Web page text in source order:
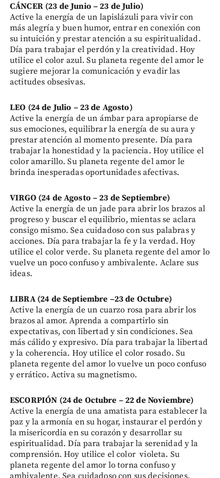
CÁNCER (23 de Junio – 23 de Julio)
Active la energía de un lapislázuli para vivir con
más alegría y buen humor, entrar en conexión con
su intuición y prestar atención a su espiritualidad.
Día para trabajar el perdón y la creatividad. Hoy
utilice el color azul. Su planeta regente del amor le
sugiere mejorar la comunicación y evadir las
actitudes obsesivas.
LEO (24 de Julio – 23 de Agosto)
Active la energía de un ámbar para apropiarse de
sus emociones, equilibrar la energía de su aura y
prestar atención al momento presente. Día para
trabajar la honestidad y la paciencia. Hoy utilice el
color amarillo. Su planeta regente del amor le
brinda inesperadas oportunidades afectivas.
VIRGO (24 de Agosto – 23 de Septiembre)
Active la energía de un jade para abrir los brazos al
progreso y buscar el equilibrio, mientas se aclara
consigo mismo. Sea cuidadoso con sus palabras y
acciones. Día para trabajar la fe y la verdad. Hoy
utilice el color verde. Su planeta regente del amor lo
vuelve un poco confuso y ambivalente. Aclare sus
ideas.
LIBRA (24 de Septiembre –23 de Octubre)
Active la energía de un cuarzo rosa para abrir los
brazos al amor. Aprenda a compartirlo sin
expectativas, con libertad y sin condiciones. Sea
más cálido y expresivo. Día para trabajar la libertad
y la coherencia. Hoy utilice el color rosado. Su
planeta regente del amor lo vuelve un poco confuso
y errático. Activa su magnetismo.
ESCORPIÓN (24 de Octubre – 22 de Noviembre)
Active la energía de una amatista para establecer la
paz y la armonía en su hogar, instaurar el perdón y
la misericordia en su corazón y desarrollar su
espiritualidad. Día para trabajar la serenidad y la
comprensión. Hoy utilice el color violeta. Su
planeta regente del amor lo torna confuso y
ambivalente. Sea cuidadoso con sus decisiones.